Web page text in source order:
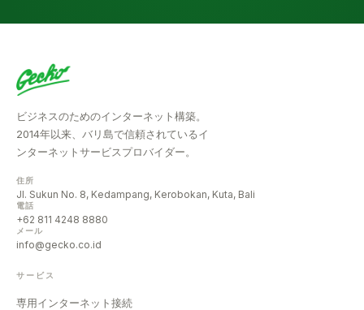
ビジネスのためのインターネット構築。
2014年以来、バリ島で信頼されているイ
ンターネットサービスプロバイダー。
住所
Jl. Sukun No. 8, Kedampang, Kerobokan, Kuta, Bali
電話
+62 811 4248 8880
メール
info@gecko.co.id
サービス
専用インターネット接続